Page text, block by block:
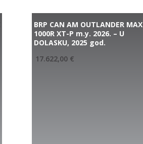
BRP CAN AM OUTLANDER MAX
1000R XT-P m.y. 2026. – U
DOLASKU, 2025 god.
17.622,00 €